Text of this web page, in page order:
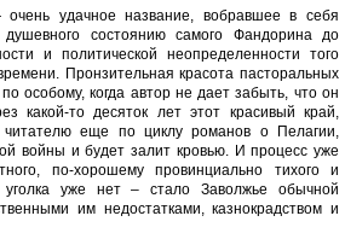
удачное название, вобравшее в себя
состоянию самого Фандорина до
и политической неопределенности того
Пронзительная красота пасторальных
особому, когда автор не дает забыть, что он
какой-то десяток лет этот красивый край,
читателю еще по циклу романов о Пелагии,
войны и будет залит кровью. И процесс уже
по-хорошему провинциально тихого и
уголка уже нет – стало Заволжье обычной
им недостатками, казнокрадством и